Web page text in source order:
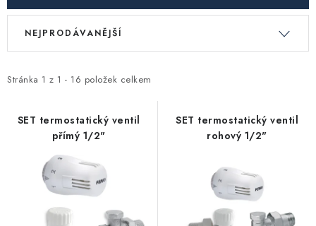
Podlahové vytápění
Ventily a armatury
Vytápění a chlazení
Komíny a kouřovody
Čerpadla a vodárny
V
i
Stránka 1 z 1 - 16 položek celkem
Ř
e
NEJPRODÁVANĚJŠÍ
SET termostatický ventil
přímý 1/2"
SET termostatický ventil
rohový 1/2"